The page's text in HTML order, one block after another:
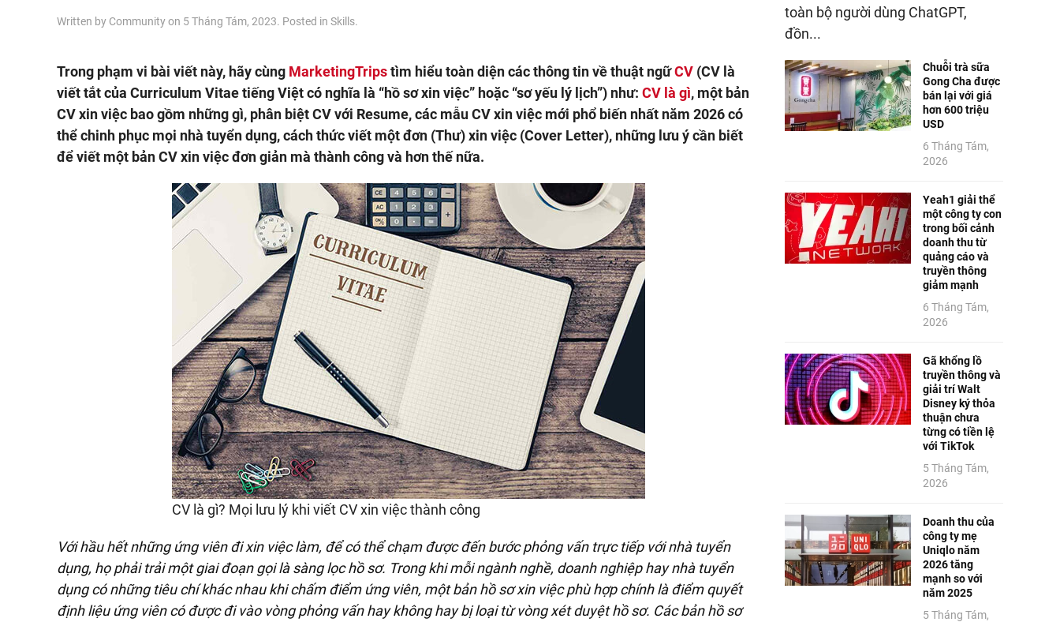
Written by Communityon 5 Tháng Tám, 2023. Posted in Skills.
Trong phạm vi bài viết này, hãy cùng MarketingTripstìm hiểu toàn diện các thông tin về thuật ngữCV (CV là
viết tắt của Curriculum Vitae tiếng Việt có nghĩa là “hồ sơ xin việc” hoặc “sơ yếu lý lịch”) như: CV là gì, một bản
CV xin việc bao gồm những gì, phân biệt CV với Resume, các mẫu CV xin việc mới phổ biến nhất năm 2026 có
thể chinh phục mọi nhà tuyển dụng, cách thức viết một đơn (Thư) xin việc (Cover Letter), những lưu ý cần biết
để viết một bản CV xin việc đơn giản mà thành công và hơn thế nữa.
CV là gì? Mọi lưu lý khi viết CV xin việc thành công
Với hầu hết những ứng viên đi xin việc làm, để có thể chạm được đến bước phỏng vấn trực tiếp với nhà tuyển
dụng, họ phải trải một giai đoạn gọi là sàng lọc hồ sơ. Trong khi mỗi ngành nghề, doanh nghiệp hay nhà tuyển
dụng có những tiêu chí khác nhau khi chấm điểm ứng viên, một bản hồ sơ xin việc phù hợp chính là điểm quyết
định liệu ứng viên có được đi vào vòng phỏng vấn hay không hay bị loại từ vòng xét duyệt hồ sơ. Các bản hồ sơ
toàn bộ người dùng ChatGPT,
đồn...
Chuỗi trà sữa
Gong Cha được
bán lại với giá
hơn 600 triệu
USD
6 Tháng Tám,
2026
Yeah1 giải thể
một công ty con
trong bối cảnh
doanh thu từ
quảng cáo và
truyền thông
giảm mạnh
6 Tháng Tám,
2026
Gã khổng lồ
truyền thông và
giải trí Walt
Disney ký thỏa
thuận chưa
từng có tiền lệ
với TikTok
5 Tháng Tám,
2026
Doanh thu của
công ty mẹ
Uniqlo năm
2026 tăng
mạnh so với
năm 2025
5 Tháng Tám,